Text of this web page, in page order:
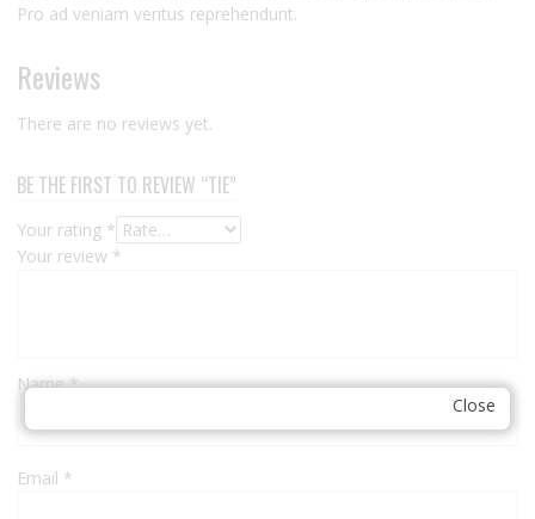
Pro ad veniam veritus reprehendunt.
Reviews
There are no reviews yet.
BE THE FIRST TO REVIEW “TIE”
Your rating *
Your review *
Name*
Email *
Close